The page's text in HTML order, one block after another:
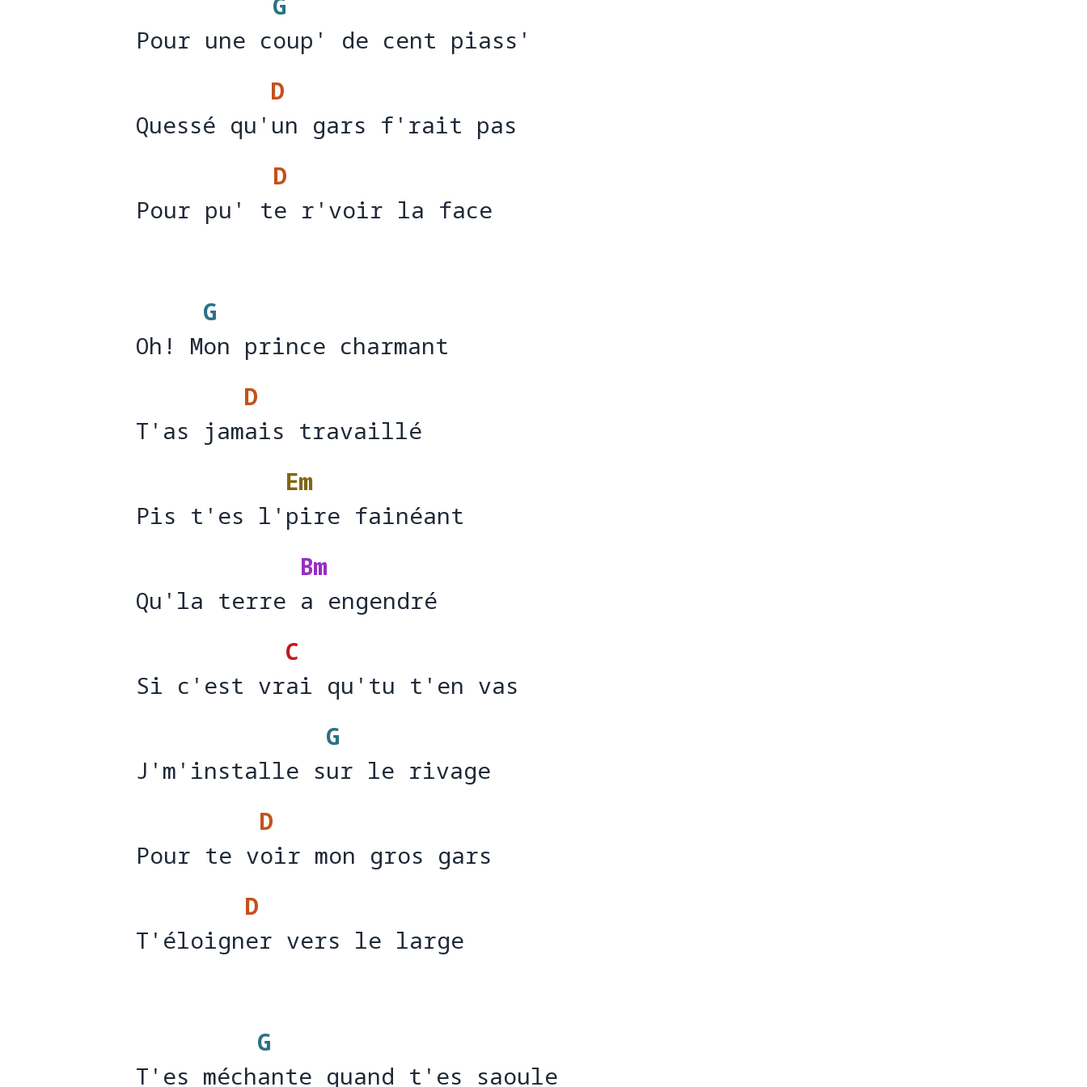
Pour une coup' de cent
Pour une coup' de cent piass'
Quessé qu'
D
un gars f'r
Quessé qu'un gars f'rait pas
Pour pu' t
D
e r'voir la
Pour pu' te r'voir la face
Oh! M
G
on prince ch
Oh! Mon prince charmant
T'as jam
D
ais travail
T'as jamais travaillé
Pis t'es l'
Em
pire fain
Pis t'es l'pire fainéant
Qu'la terre
Bm
a enge
Qu'la terre a engendré
Si c'est vr
C
ai qu'tu t'e
Si c'est vrai qu'tu t'en vas
J'm'installe s
G
ur le r
J'm'installe sur le rivage
Pour te v
D
oir mon
Pour te voir mon gros gars
T'éloign
D
er vers
T'éloigner vers le large
G
T'es méchante quand t'es saoule